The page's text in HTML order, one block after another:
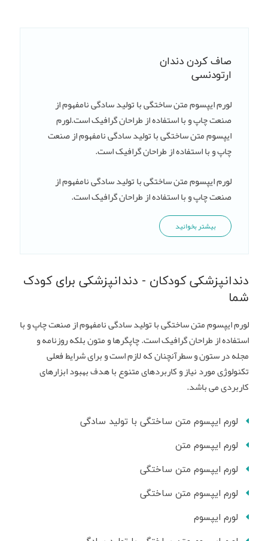
صاف کردن دندان
ارتودنسی
لورم ایپسوم متن ساختگی با تولید سادگی نامفهوم از
صنعت چاپ و با استفاده از طراحان گرافیک است.لورم
ایپسوم متن ساختگی با تولید سادگی نامفهوم از صنعت
چاپ و با استفاده از طراحان گرافیک است.
لورم ایپسوم متن ساختگی با تولید سادگی نامفهوم از
صنعت چاپ و با استفاده از طراحان گرافیک است.
بیشتر بخوانید
دندانپزشکی کودکان - دندانپزشکی برای کودک
شما
لورم ایپسوم متن ساختگی با تولید سادگی نامفهوم از صنعت چاپ و با
استفاده از طراحان گرافیک است. چاپگرها و متون بلکه روزنامه و
مجله در ستون و سطرآنچنان که لازم است و برای شرایط فعلی
تکنولوژی مورد نیاز و کاربردهای متنوع با هدف بهبود ابزارهای
کاربردی می باشد.
لورم ایپسوم متن ساختگی با تولید سادگی
لورم ایپسوم متن
لورم ایپسوم متن ساختگی
لورم ایپسوم متن ساختگی
لورم ایپسوم